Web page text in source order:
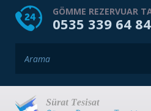
HOME HAKKIMIZDA
GÖMME REZERVUAR
0535 339 64 84